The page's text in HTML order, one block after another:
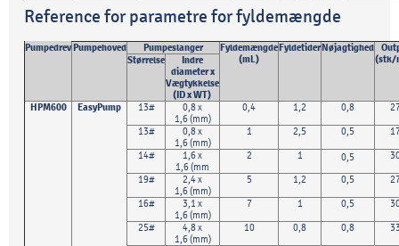
Reference for parametre for fyldemængde
PumpedrevPumpehoved Pumpeslanger
Fyldemængde
(mL)
FyldetiderNøjagtighed
(stk/
Størrelse
Indre
diameter x
Vægtykkelse
(ID x WT)
HPM600
EasyPump 13#
0,8 x
1,6 (mm)
0,4 1,2 0,8
13#
0,8 x
1,6 (mm)
1 2,5 0,5
14#
1,6 x
1,6 (mm
2 1 0,5
19#
2,4 x
1,6 (mm)
5 1,2 0,5
16#
3,1 x
1,6 (mm)
7 1 0,5
25#
4,8 x
1,6 (mm)
10 0,8 0,8